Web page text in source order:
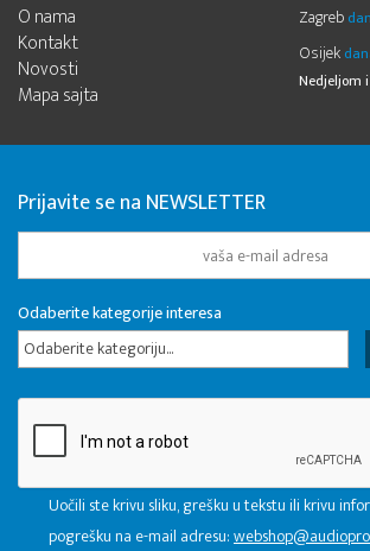
O nama
Kontakt
Novosti
Mapa sajta
Zagreb
Osijek
Nedjeljom
Prijavite se na NEWSLETTER
Odaberite kategorije interesa
Odaberite kategoriju...
Uočili ste krivu sliku, grešku u tekstu ili krivu
pogrešku na e-mail adresu: